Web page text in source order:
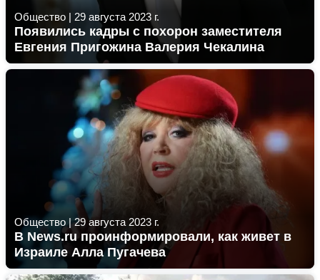
Общество | 29 августа 2023 г.
Появились кадры с похорон заместителя
Евгения Пригожина Валерия Чекалина
Общество |29 августа 2023 г.
В News.ru проинформировали, как живет в
Израиле Алла Пугачева